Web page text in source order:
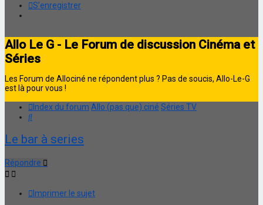
S’enregistrer
Allo Le G - Le Forum de discussion Cinéma et
Séries
Les Forum de Allociné ne répondent plus ? Pas de soucis, Allo-Le-G
est là pour vous !
Index du forum Allo (pas que) ciné Séries TV
Rechercher
Le bar à series
Répondre
Imprimer le sujet